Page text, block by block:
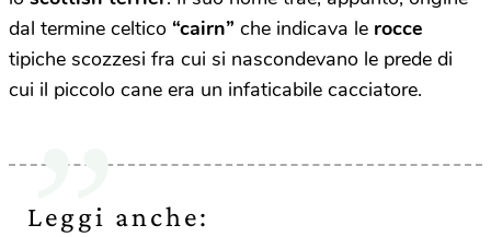
dal termine celtico “cairn” che indicava le rocce
tipiche scozzesi fra cui si nascondevano le prede di
cui il piccolo cane era un infaticabile cacciatore.
Leggi anche: